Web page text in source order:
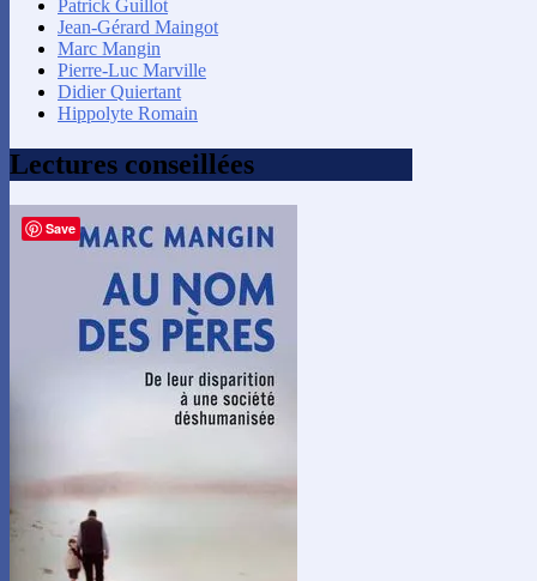
Patrick Guillot
Jean-Gérard Maingot
Marc Mangin
Pierre-Luc Marville
Didier Quiertant
Hippolyte Romain
Lectures conseillées
Save